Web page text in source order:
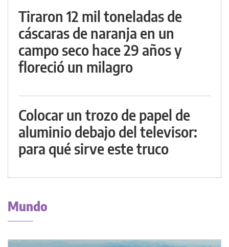
Tiraron 12 mil toneladas de
cáscaras de naranja en un
campo seco hace 29 años y
floreció un milagro
Colocar un trozo de papel de
aluminio debajo del televisor:
para qué sirve este truco
Mundo